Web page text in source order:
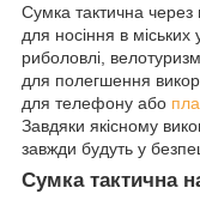
Сумка тактична
для носіння в
риболовлі,
для полегшення
для телефону або
Завдяки якісному
завжди будуть у
Сумка тактична